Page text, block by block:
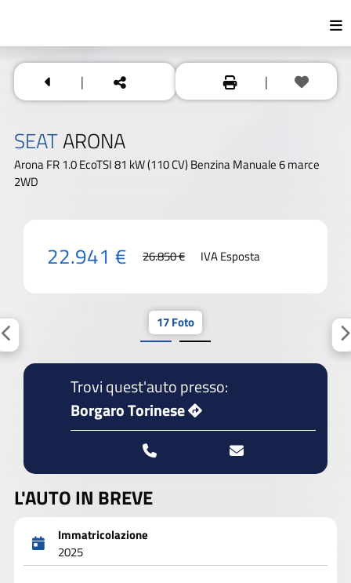
| |
SEATARONA
Arona FR 1.0 EcoTSI 81 kW (110 CV) Benzina Manuale 6 marce
2WD
22.941 € 26.850 € IVA Esposta
17 Foto
Trovi quest'auto presso:
Borgaro Torinese
L'AUTO IN BREVE
Immatricolazione
2025